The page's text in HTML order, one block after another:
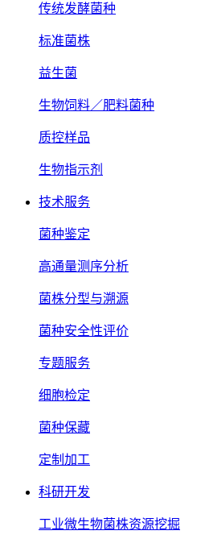
传统发酵菌种
标准菌株
益生菌
生物饲料／肥料菌种
质控样品
生物指示剂
技术服务
菌种鉴定
高通量测序分析
菌株分型与溯源
菌种安全性评价
专题服务
细胞检定
菌种保藏
定制加工
科研开发
工业微生物菌株资源挖掘